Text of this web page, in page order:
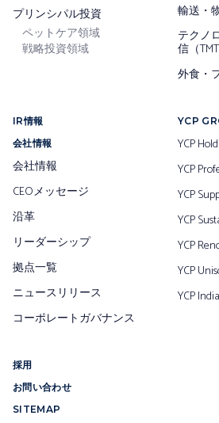
プリンシパル投資
ペットケア領域
戦略投資領域
輸送・
テクノ
信（TMT
外食・
IR情報
会社情報
会社情報
CEOメッセージ
沿革
リーダーシップ
拠点一覧
ニュースリリース
コーポレートガバナンス
採用
お問い合わせ
SITEMAP
YCP
YCP
YCP
YCP
YCP
YCP
YCP
YCP India